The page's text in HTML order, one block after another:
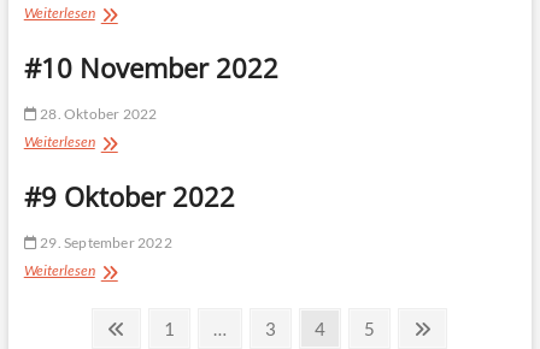
Weiterlesen#11
2022
#10 November 2022
28. Oktober 2022
Weiterlesen#10
2022
#9 Oktober 2022
29. September 2022
Weiterlesen#9
Seitennummerierung
Previous
Page
1 … Page
3 Page
4 Page
5